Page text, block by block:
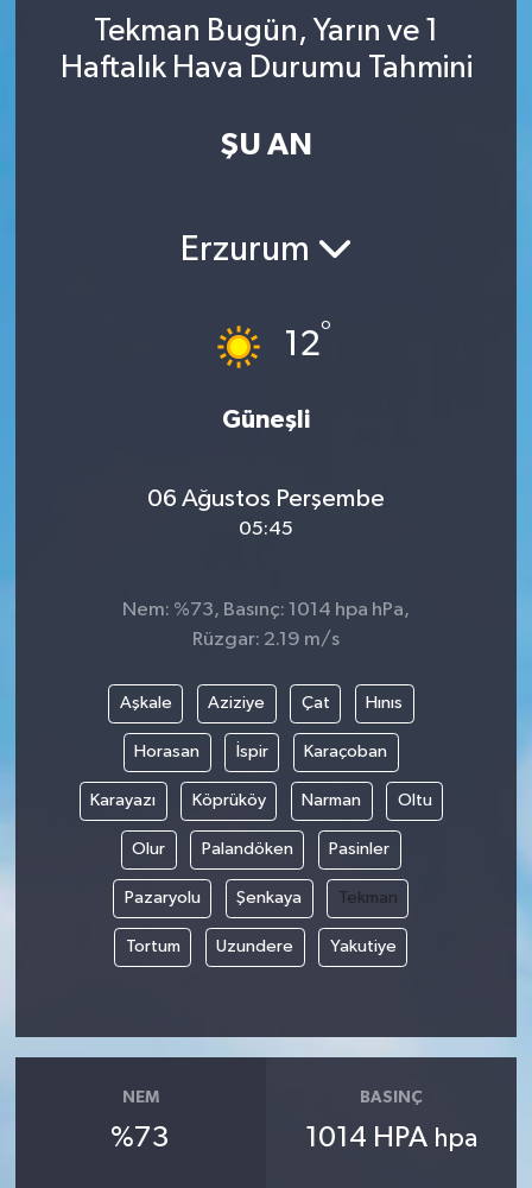
Tekman Bugün, Yarın ve 1
Haftalık Hava Durumu Tahmini
ŞU AN
Erzurum
12°
Güneşli
06 Ağustos Perşembe
05:45
Nem: %73, Basınç: 1014 hpa hPa,
Rüzgar: 2.19 m/s
Aşkale Aziziye Çat Hınıs
Horasan İspir Karaçoban
Karayazı Köprüköy Narman Oltu
Olur Palandöken Pasinler
Pazaryolu Şenkaya Tekman
Tortum Uzundere Yakutiye
NEM
%73
BASINÇ
1014 HPA hpa
YAŞAM